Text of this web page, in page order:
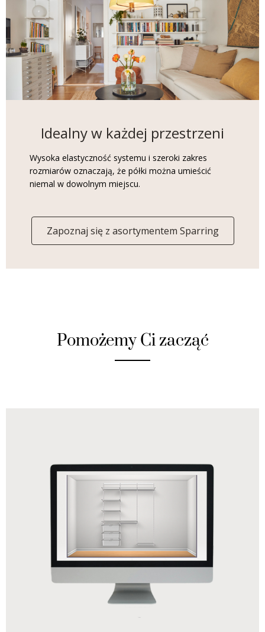
Idealny w każdej przestrzeni
Wysoka elastyczność systemu i szeroki zakres
rozmiarów oznaczają, że półki można umieścić
niemal w dowolnym miejscu.
Zapoznaj się z asortymentem Sparring
Pomożemy Ci zacząć